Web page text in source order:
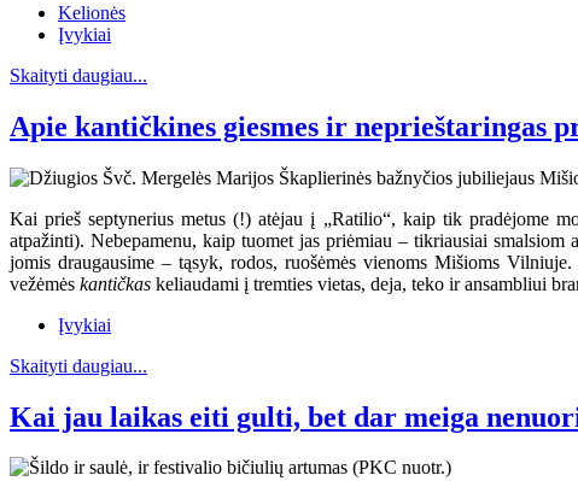
Kelionės
Įvykiai
Skaityti daugiau...
Apie kantičkines giesmes ir neprieštaringas
Kai prieš septynerius metus (!) atėjau į „Ratilio“, kaip tik pradėjome
atpažinti). Nebepamenu, kaip tuomet jas priėmiau – tikriausiai
jomis draugausime – tąsyk, rodos, ruošėmės vienoms Mišioms
vežėmės kantičkas keliaudami į tremties vietas, deja, teko ir ansambliui
Įvykiai
Skaityti daugiau...
Kai jau laikas eiti gulti, bet dar meiga